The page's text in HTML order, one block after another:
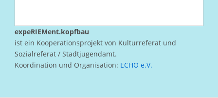
expeRIEMent.kopfbau
ist ein Kooperationsprojekt von Kulturreferat und
Sozialreferat / Stadtjugendamt.
Koordination und Organisation: ECHO e.V.